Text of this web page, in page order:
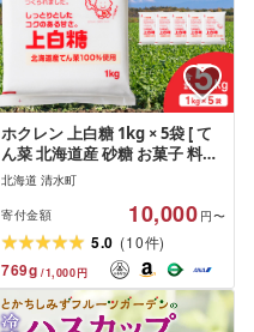
ホクレン 上白糖 1kg × 5袋 [ て
ん菜 北海道産 砂糖 お菓子 料理
調味料 ビート お取り寄せ 北海
道 清水町 ]
北海道 清水町
寄付金額 10,000 円〜
5.0 (10件)
769g /1,000円